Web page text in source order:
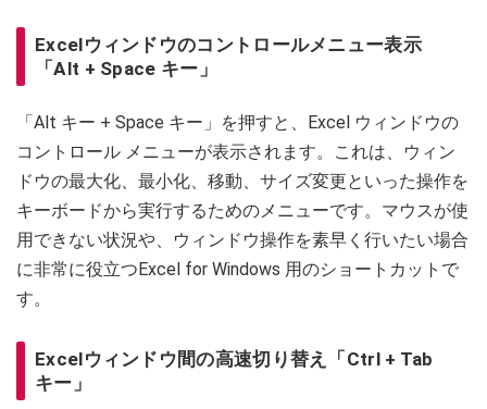
Excelウィンドウのコントロールメニュー表示
「Alt + Space キー」
「Alt キー + Space キー」を押すと、Excel ウィンドウの
コントロール メニューが表示されます。これは、ウィン
ドウの最大化、最小化、移動、サイズ変更といった操作を
キーボードから実行するためのメニューです。マウスが使
用できない状況や、ウィンドウ操作を素早く行いたい場合
に非常に役立つExcel for Windows 用のショートカットで
す。
Excelウィンドウ間の高速切り替え「Ctrl + Tab
キー」